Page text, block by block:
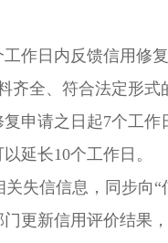
作日内反馈信用修
齐全、符合法定形
申请之日起7个工
延长10个工作日。
失信信息，同步向“
更新信用评价结果